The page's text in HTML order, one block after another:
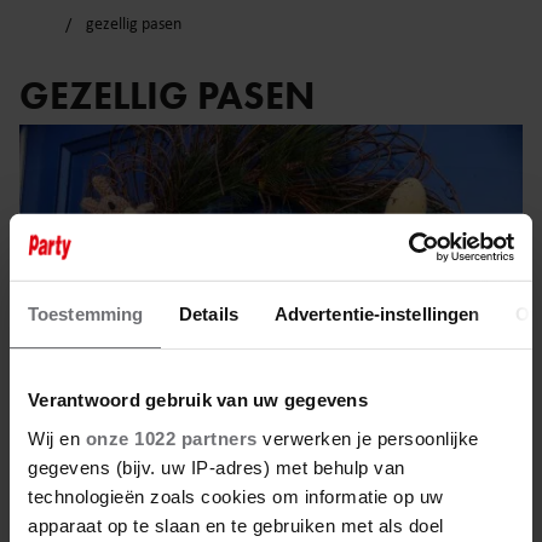
Toestemming Details Advertentie-instellingen
Verantwoord gebruik van uw gegevens
Wij en onze 1022 partners verwerken je persoonlijke
gegevens (bijv. uw IP-adres) met behulp van
technologieën zoals cookies om informatie op uw
apparaat op te slaan en te gebruiken met als doel
gezellig pasen
GEZELLIG PASEN
20 april 2025